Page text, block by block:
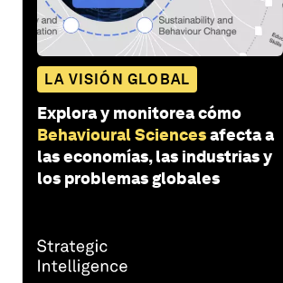
LA VISIÓN GLOBAL
Explora y monitorea cómo
Behavioural Sciencesafecta a
las economías, las industrias y
los problemas globales